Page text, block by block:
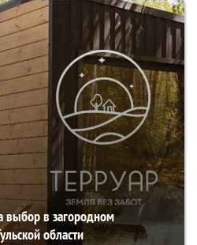
выбор в загородном
области